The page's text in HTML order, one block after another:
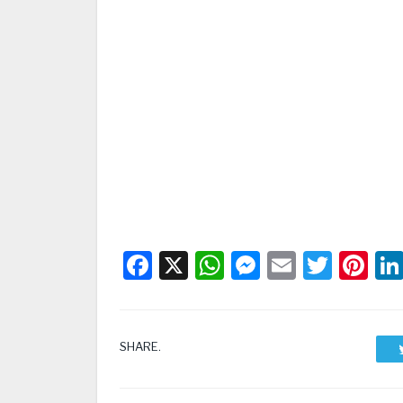
Facebook
X WhatsApp
Messenger
Email
SHARE.